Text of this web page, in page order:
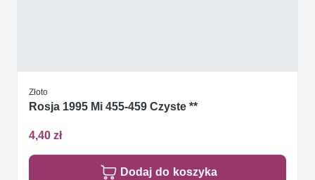
Złoto
Rosja 1995 Mi 455-459 Czyste **
4,40 zł
Dodaj do koszyka